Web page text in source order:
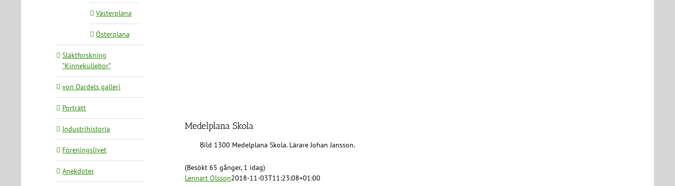
Medelplana Skola
Bild 1300 Medelplana Skola. Lärare Johan Jansson.
(Besökt 65 gånger, 1 idag)
Lennart Olsson2018-11-03T11:23:08+01:00
Västerplana
Österplana
Släktforskning
”Kinnekullebor”
von Dardels galleri
Porträtt
Industrihistoria
Föreningslivet
Anekdoter